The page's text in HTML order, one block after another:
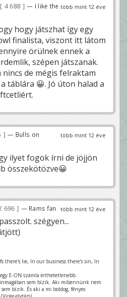
több mint 12 éve
4 688
— I like the
hogy játszhat így egy
finalista, viszont itt látom
örülnek ennek a
szépen játszanak.
nincs de mégis felraktam
táblára 😀. Jó úton halad a
több mint 12 éve
— Bulls on
ilyet fogok írni de jöjjön
összekötözve😀
több mint 12 éve
696 — Rams fan
szégyen...
there's lie, In our business there's sin, In
E-ON számla érthetetlenebb.
sem bízik. Aki mibennünk nem
bízik. És aki a mi boldog, fényes